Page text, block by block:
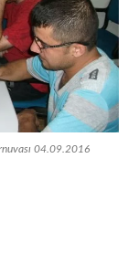
04.09.2016